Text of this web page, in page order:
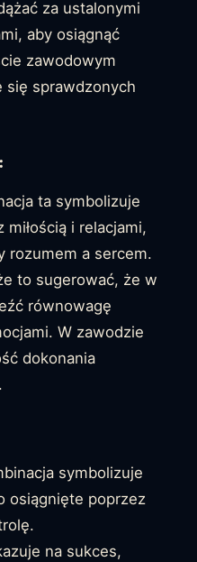
za ustalonymi
aby osiągnąć
zawodowym
się sprawdzonych
ta symbolizuje
i relacjami,
rozumem a sercem.
to sugerować, że w
równowagę
W zawodzie
dokonania
symbolizuje
osiągnięte poprzez
na sukces,